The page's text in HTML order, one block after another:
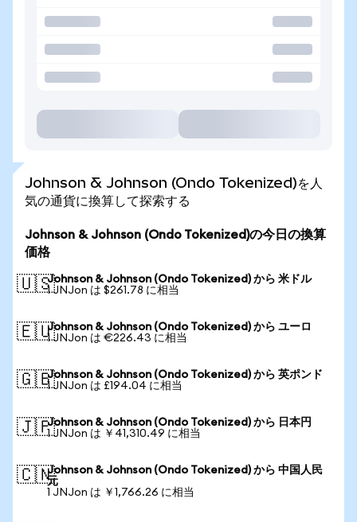
Johnson & Johnson (Ondo Tokenized)を人
気の通貨に換算して探索する
Johnson & Johnson (Ondo Tokenized)の今日の換算
価格
🇺🇸Johnson & Johnson (Ondo Tokenized) から 米ドル
1 JNJon は $261.78 に相当
🇪🇺Johnson & Johnson (Ondo Tokenized) から ユーロ
1 JNJon は €226.43 に相当
🇬🇧Johnson & Johnson (Ondo Tokenized) から 英ポンド
1 JNJon は £194.04 に相当
🇯🇵Johnson & Johnson (Ondo Tokenized) から 日本円
1 JNJon は ￥41,310.49 に相当
🇨🇳Johnson & Johnson (Ondo Tokenized) から 中国人民
元
1 JNJon は ￥1,766.26 に相当